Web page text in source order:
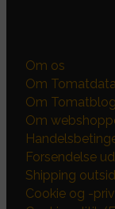
Om os
Om
Om
Om
Forsendelse
Shipping
Cookie og -